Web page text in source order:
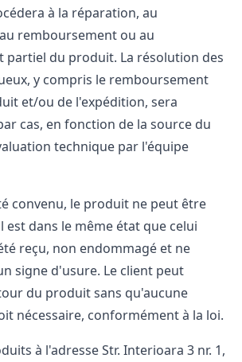
à la réparation, au
remboursement ou au
partiel du produit. La résolution des
y compris le remboursement
et/ou de l'expédition, sera
cas, en fonction de la source du
technique par l'équipe
convenu, le produit ne peut être
dans le même état que celui
reçu, non endommagé et ne
signe d'usure. Le client peut
du produit sans qu'aucune
nécessaire, conformément à la loi.
à l'adresse Str. Interioara 3 nr. 1,